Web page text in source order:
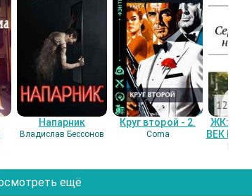
Напарник
Владислав Бессонов
Круг второй - 2.
Coma
ЖК:
ВЕК
ещё